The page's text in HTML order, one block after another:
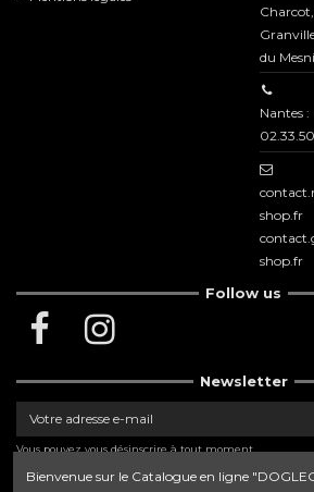
du
Nantes :
shop.fr
shop.fr
Follow us
Newsletter
Vous pouvez vous désinscrire à tout moment.
contact dans les conditions d'utilisation du site.
Bienvenue sur le Catalogue en ligne